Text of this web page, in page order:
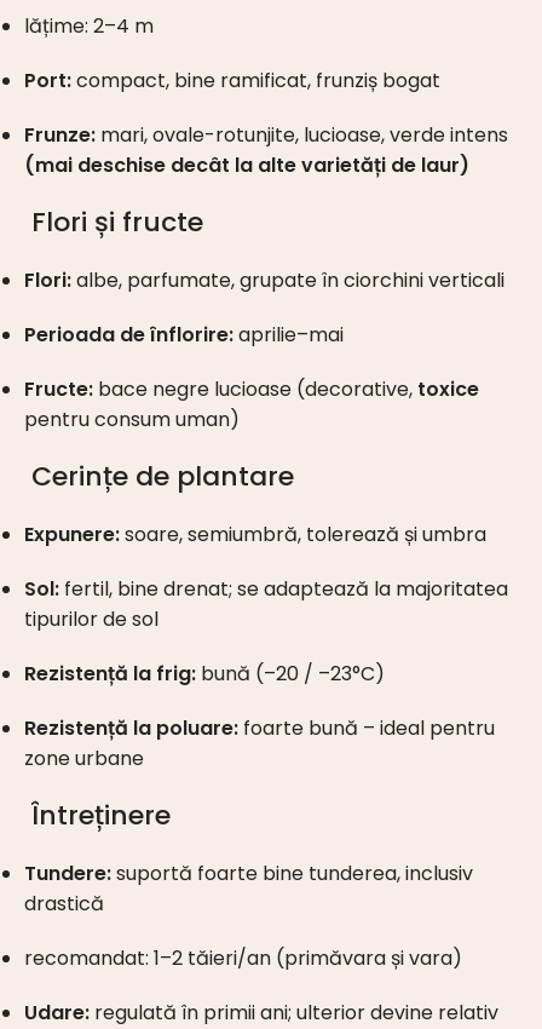
lățime: 2–4 m
Port:compact, bine ramificat, frunziș bogat
Frunze: mari, ovale-rotunjite, lucioase, verde intens
(mai deschise decât la alte varietăți de laur)
Flori și fructe
Flori:albe, parfumate, grupate în ciorchini verticali
Perioada de înflorire:aprilie–mai
Fructe: bace negre lucioase (decorative, toxice
pentru consum uman)
Cerințe de plantare
Expunere:soare, semiumbră, tolerează și umbra
Sol: fertil, bine drenat; se adaptează la majoritatea
tipurilor de sol
Rezistență la frig: bună (–20 / –23°C)
Rezistență la poluare: foarte bună – ideal pentru
zone urbane
Întreținere
Tundere:suportă foarte bine tunderea, inclusiv
drastică
recomandat: 1–2 tăieri/an (primăvara și vara)
Udare: regulată în primii ani; ulterior devine relativ